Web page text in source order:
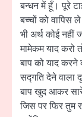
बन्धन में हूँ। पूरे
बच्चों को वापिस
भी अर्थ कोई नहीं
मामेकम याद करो
बाप को याद करने
सद्गति देने वाला
बाप खुद आकर
जिस पर फिर तुम